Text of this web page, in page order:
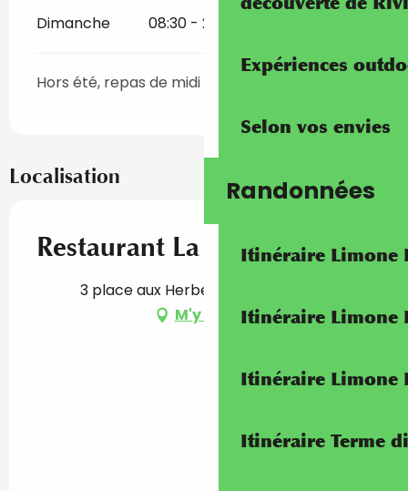
Expériences
Selon vos envies
Randonnées
Itinéraire Limone
Itinéraire Limone
Itinéraire Limone
Itinéraire Terme
Dimanche 08:30 - 22:30
Hors été, repas de midi uniquement.
Localisation
Restaurant La Celula
3 place aux Herbes, 06500 Menton
M'y rendre